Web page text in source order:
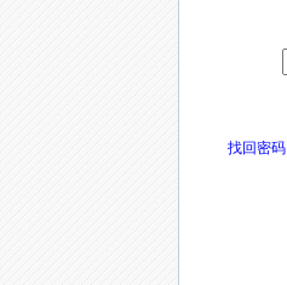
找回密码